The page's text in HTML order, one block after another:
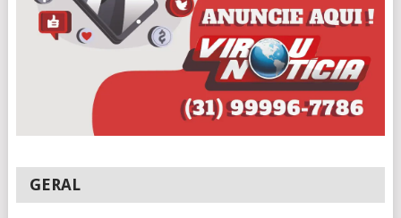
GERAL